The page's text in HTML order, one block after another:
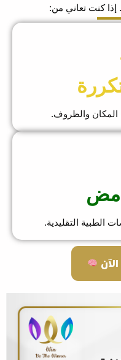
تعاني من:
والظروف.
التقليدية.